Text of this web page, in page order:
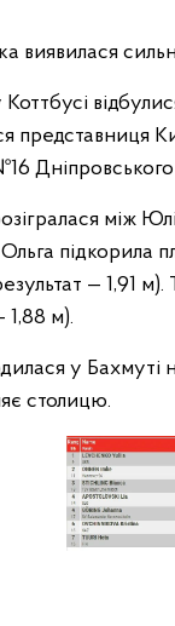
виявилася
представниця
між
Ольга підкорила
— 1,91
1,88 м).
у Бахмуті
столицю.